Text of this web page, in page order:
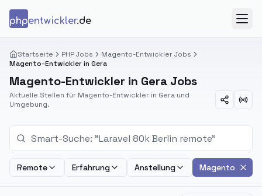
phpentwickler.de
Startseite PHP Jobs
Magento-Entwickler Jobs
Magento-Entwickler in Gera
Magento-Entwickler in Gera Jobs
Aktuelle Stellen für Magento-Entwickler in Gera und
Umgebung.
Remote Erfahrung Anstellung Magento